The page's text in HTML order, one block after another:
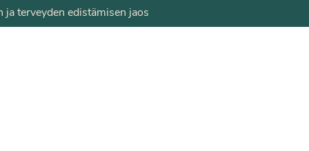
ja terveyden edistämisen jaos